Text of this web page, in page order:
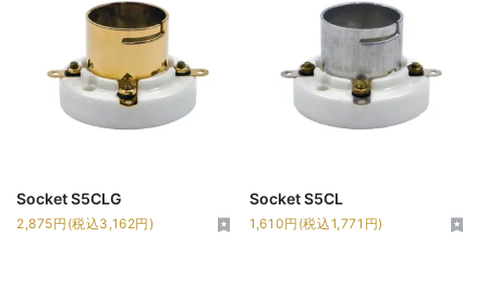
Socket S5CLG
2,875円(税込3,162円)
Socket S5CL
1,610円(税込1,771円)